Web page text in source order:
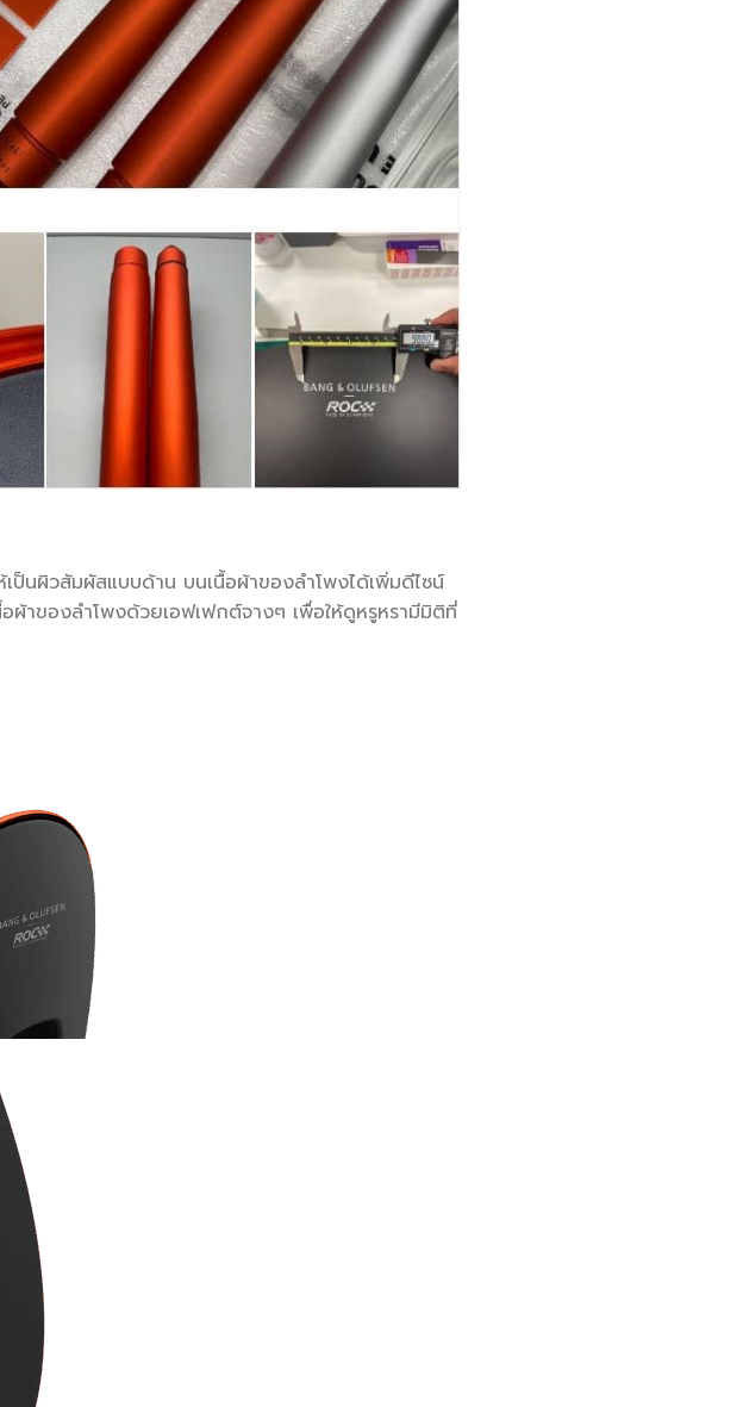
นผิวสัมผัสแบบด้าน บนเนื้อผ้าของลำโพงได้เพิ่มดีไซน์
ผ้าของลำโพงด้วยเอฟเฟกต์จางๆ เพื่อให้ดูหรูหรามีมิติที่